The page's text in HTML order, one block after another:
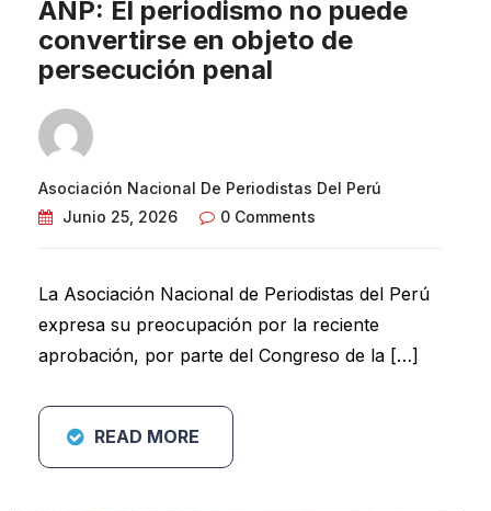
ANP: El periodismo no puede
convertirse en objeto de
persecución penal
Asociación Nacional De Periodistas Del Perú
Junio 25, 2026
0 Comments
La Asociación Nacional de Periodistas del Perú
expresa su preocupación por la reciente
aprobación, por parte del Congreso de la […]
READ MORE